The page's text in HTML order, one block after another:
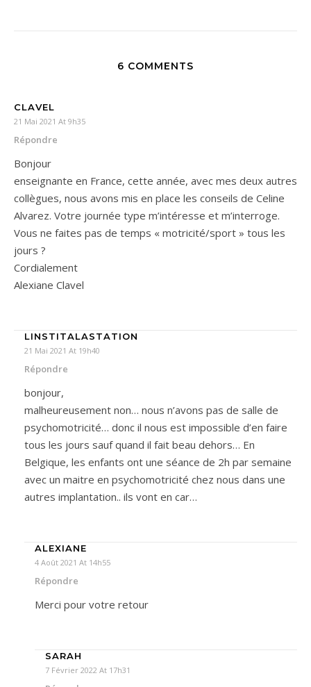
6 COMMENTS
CLAVEL
21 Mai 2021 At 9h35
Répondre
Bonjour
enseignante en France, cette année, avec mes deux autres
collègues, nous avons mis en place les conseils de Celine
Alvarez. Votre journée type m’intéresse et m’interroge.
Vous ne faites pas de temps « motricité/sport » tous les
jours ?
Cordialement
Alexiane Clavel
LINSTITALASTATION
21 Mai 2021 At 19h40
Répondre
bonjour,
malheureusement non… nous n’avons pas de salle de
psychomotricité… donc il nous est impossible d’en faire
tous les jours sauf quand il fait beau dehors… En
Belgique, les enfants ont une séance de 2h par semaine
avec un maitre en psychomotricité chez nous dans une
autres implantation.. ils vont en car…
ALEXIANE
4 Août 2021 At 14h55
Répondre
Merci pour votre retour
SARAH
7 Février 2022 At 17h31